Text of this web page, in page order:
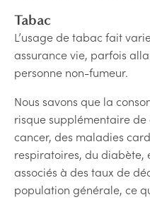
Tabac
L’usage de tabac fait
assurance vie, parfois
personne non-fumeur.
Nous savons que la
risque supplémentaire
cancer, des maladies
respiratoires, du diabète,
associés à des taux de
population générale, ce